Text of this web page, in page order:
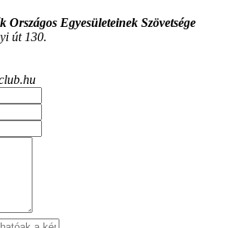
Országos Egyesületeinek Szövetsége
út 130.